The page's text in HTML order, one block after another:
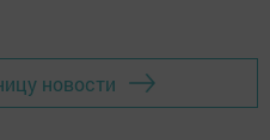
новости